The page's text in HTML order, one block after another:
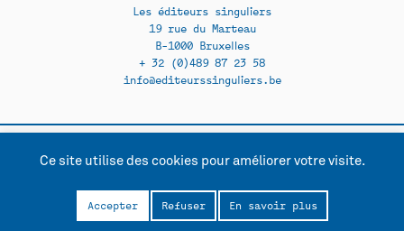
Les éditeurs singuliers
19 rue du Marteau
B-1000 Bruxelles
+ 32 (0)489 87 23 58
info@editeurssinguliers.be
Instagram →
Contact
Politique de confidentialité
Ce site utilise des cookies pour améliorer votre visite.
Accepter Refuser En savoir plus